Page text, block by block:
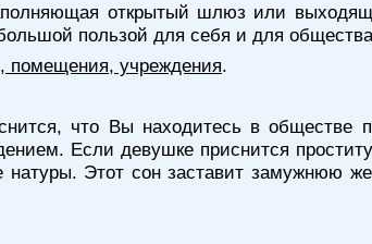
открытый шлюз или
пользой для себя и для
помещения, учреждения.
что Вы находитесь в обществе
Если девушке приснится
натуры. Этот сон заставит замужнюю